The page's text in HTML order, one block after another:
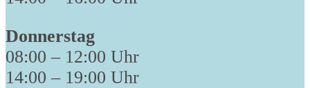
Donnerstag
08:00 – 12:00 Uhr
14:00 – 19:00 Uhr